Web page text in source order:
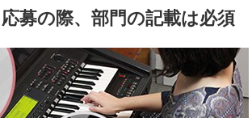
応募の際、部門の記載は必須